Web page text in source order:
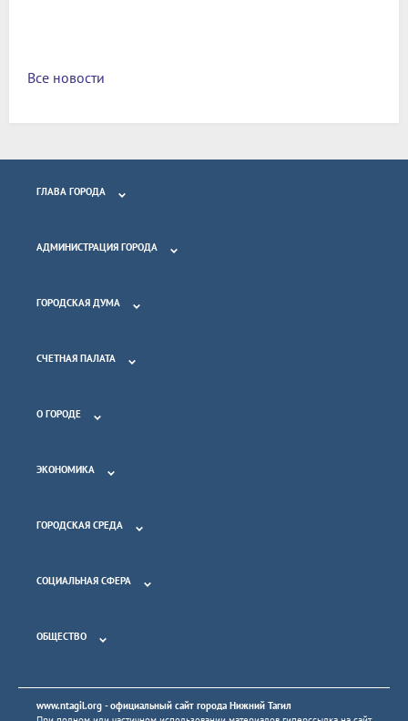
Все новости
ГЛАВА ГОРОДА
АДМИНИСТРАЦИЯ ГОРОДА
ГОРОДСКАЯ ДУМА
СЧЕТНАЯ ПАЛАТА
О ГОРОДЕ
ЭКОНОМИКА
ГОРОДСКАЯ СРЕДА
СОЦИАЛЬНАЯ СФЕРА
ОБЩЕСТВО
www.ntagil.org - официальный сайт города Нижний Тагил